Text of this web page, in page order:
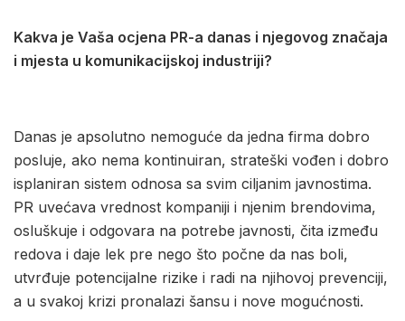
Kakva je Vaša ocjena PR-a danas i njegovog značaja
i mjesta u komunikacijskoj industriji?
Danas je apsolutno nemoguće da jedna firma dobro
posluje, ako nema kontinuiran, strateški vođen i dobro
isplaniran sistem odnosa sa svim ciljanim javnostima.
PR uvećava vrednost kompaniji i njenim brendovima,
osluškuje i odgovara na potrebe javnosti, čita između
redova i daje lek pre nego što počne da nas boli,
utvrđuje potencijalne rizike i radi na njihovoj prevenciji,
a u svakoj krizi pronalazi šansu i nove mogućnosti.